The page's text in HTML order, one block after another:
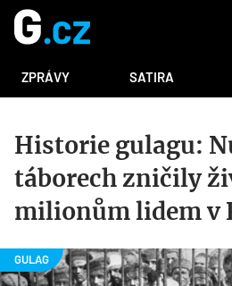
ZPRÁVY SATIRA
Historie gulagu:
táborech zničily
milionům lidem v